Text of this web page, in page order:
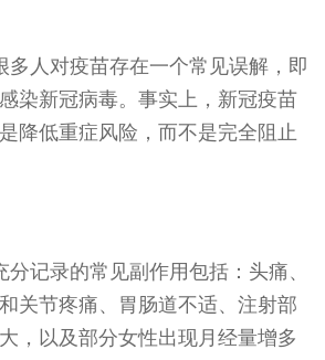
多人对疫苗存在一个常见误解，即
染新冠病毒。事实上，新冠疫苗
降低重症风险，而不是完全阻止
分记录的常见副作用包括：头痛、
关节疼痛、胃肠道不适、注射部
，以及部分女性出现月经量增多